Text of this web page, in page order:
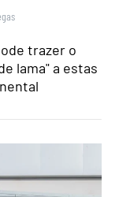
trazer o
lama" a estas